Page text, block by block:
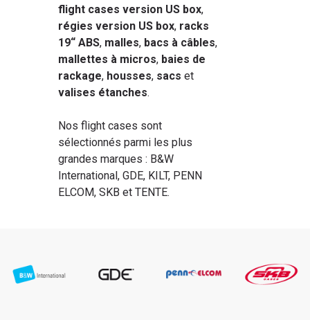
flight cases version US box,
régies version US box, racks
19“ ABS, malles, bacs à câbles,
mallettes à micros, baies de
rackage, housses, sacs et
valises étanches.
Nos flight cases sont
sélectionnés parmi les plus
grandes marques : B&W
International, GDE, KILT, PENN
ELCOM, SKB et TENTE.